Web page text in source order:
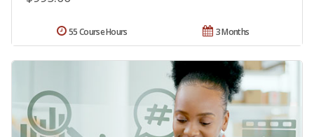
3 Months
55 Course Hours